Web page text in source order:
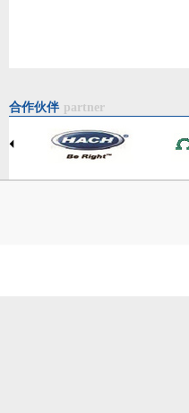
合作伙伴 partner